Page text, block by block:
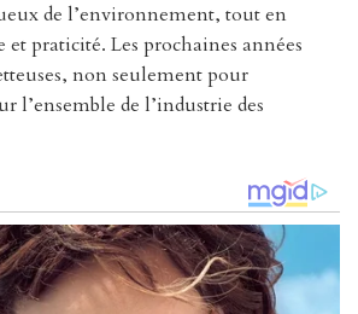
de l’environnement, tout en
praticité. Les prochaines années
non seulement pour
l’ensemble de l’industrie des